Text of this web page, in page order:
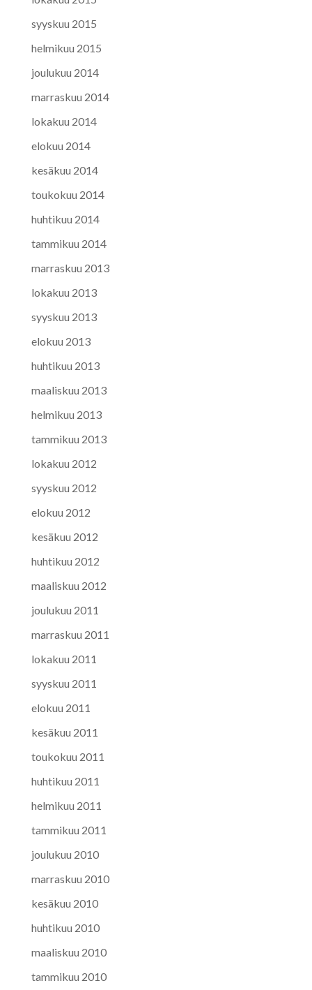
syyskuu 2015
helmikuu 2015
joulukuu 2014
marraskuu 2014
lokakuu 2014
elokuu 2014
kesäkuu 2014
toukokuu 2014
huhtikuu 2014
tammikuu 2014
marraskuu 2013
lokakuu 2013
syyskuu 2013
elokuu 2013
huhtikuu 2013
maaliskuu 2013
helmikuu 2013
tammikuu 2013
lokakuu 2012
syyskuu 2012
elokuu 2012
kesäkuu 2012
huhtikuu 2012
maaliskuu 2012
joulukuu 2011
marraskuu 2011
lokakuu 2011
syyskuu 2011
elokuu 2011
kesäkuu 2011
toukokuu 2011
huhtikuu 2011
helmikuu 2011
tammikuu 2011
joulukuu 2010
marraskuu 2010
kesäkuu 2010
huhtikuu 2010
maaliskuu 2010
tammikuu 2010